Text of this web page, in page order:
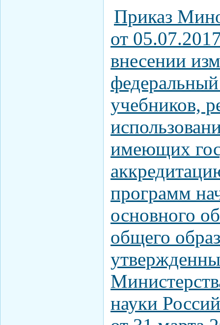
Приказ
от
внесении
учебников,
имеющих
программ
основного
общего
науки